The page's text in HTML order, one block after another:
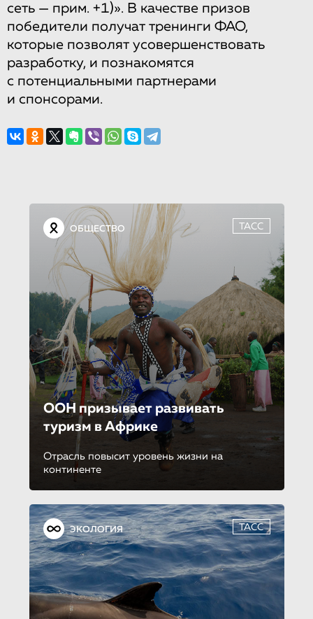
сеть — прим. +1)». В качестве призов
победители получат тренинги ФАО,
которые позволят усовершенствовать
разработку, и познакомятся
с потенциальными партнерами
и спонсорами.
ОБЩЕСТВО ТАСС
ООН призывает развивать
туризм в Африке
Отрасль повысит уровень жизни на
континенте
ЭКОЛОГИЯ ТАСС